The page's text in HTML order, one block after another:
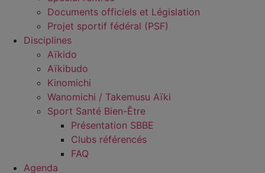
Documents officiels et Législation
Projet sportif fédéral (PSF)
Disciplines
Aïkido
Aïkibudo
Kinomichi
Wanomichi / Takemusu Aïki
Sport Santé Bien-Être
Présentation SBBE
Clubs référencés
FAQ
Agenda